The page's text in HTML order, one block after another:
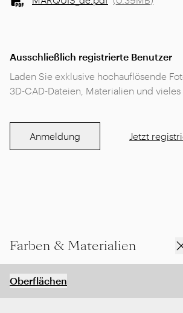
Ausschließlich registrierte Benutzer
Laden Sie exklusive hochauflösende
3D-CAD-Dateien, Materialien und vieles
Anmeldung Jetzt
Farben & Materialien
Oberflächen